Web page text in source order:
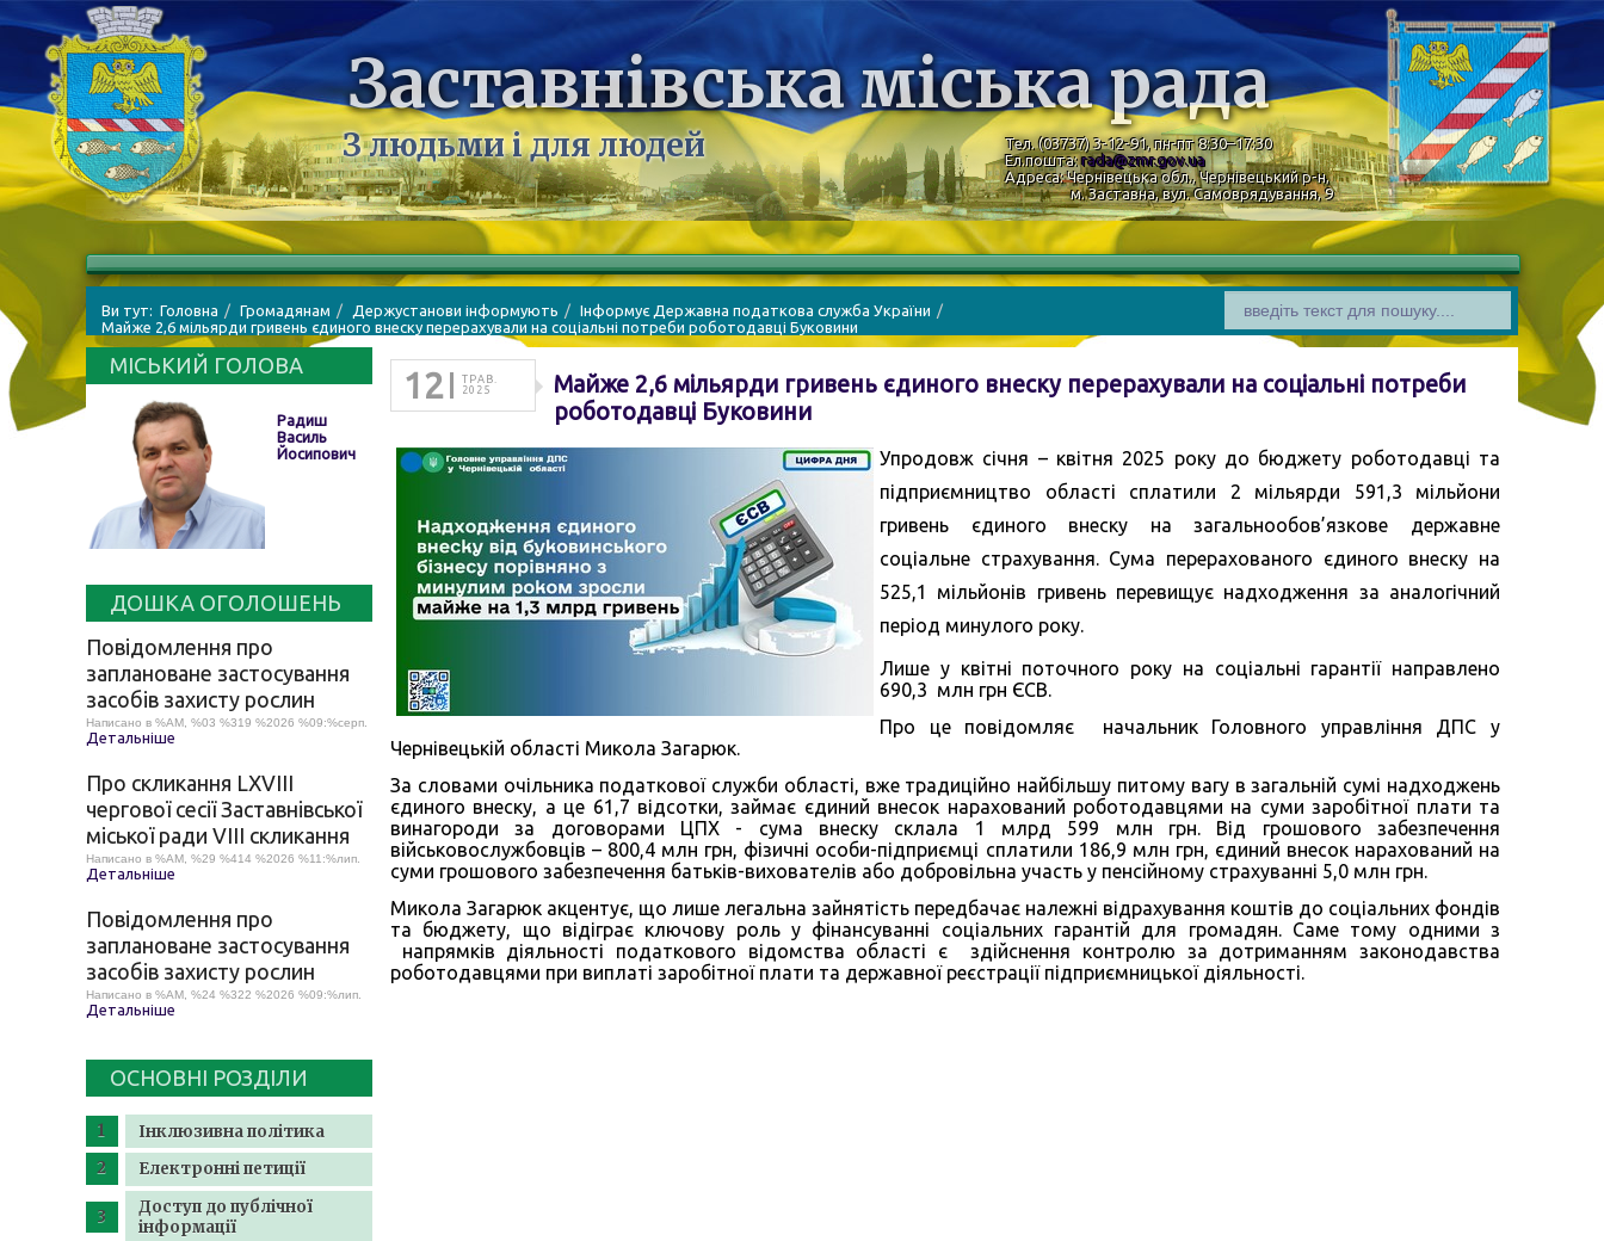
Заставнівська міська рада
З людьми і для людей
Тел. (03737) 3-12-91, пн-пт 8:30–17:30
Ел.пошта:rada@zmr.gov.ua
Адреса: Чернівецька обл., Чернівецький р-н,
м. Заставна, вул. Самоврядування, 9
Ви тут: Головна Громадянам Держустанови інформують
Інформує Державна податкова служба України
Майже 2,6 мільярди гривень єдиного внеску перерахували на соціальні потреби роботодавці Буковини
МІСЬКИЙ ГОЛОВА
Радиш
Василь
Йосипович
ДОШКА ОГОЛОШЕНЬ
Повідомлення про
заплановане застосування
засобів захисту рослин
Написано в %AM, %03 %319 %2026 %09:%серп.
Детальніше
Про скликання LХVІІІ
чергової сесії Заставнівської
міської ради VIII скликання
Написано в %AM, %29 %414 %2026 %11:%лип.
Детальніше
Повідомлення про
заплановане застосування
засобів захисту рослин
Написано в %AM, %24 %322 %2026 %09:%лип.
Детальніше
ОСНОВНІ РОЗДІЛИ
Інклюзивна політика
Електронні петиції
Доступ до публічної
інформації
12
ТРАВ.
2025
Майже 2,6 мільярди гривень єдиного внеску перерахували на соціальні потреби
роботодавці Буковини
Упродовж січня – квітня 2025 року до бюджету роботодавці та
підприємництво області сплатили 2 мільярди 591,3 мільйони
гривень єдиного внеску на загальнообов’язкове державне
соціальне страхування. Сума перерахованого єдиного внеску на
525,1 мільйонів гривень перевищує надходження за аналогічний
період минулого року.
Лише у квітні поточного року на соціальні гарантії направлено
690,3 млн грн ЄСВ.
Про це повідомляє начальник Головного управління ДПС у
Чернівецькій області Микола Загарюк.
За словами очільника податкової служби області, вже традиційно найбільшу питому вагу в загальній сумі надходжень
єдиного внеску, а це 61,7 відсотки, займає єдиний внесок нарахований роботодавцями на суми заробітної плати та
винагороди за договорами ЦПХ - сума внеску склала 1 млрд 599 млн грн. Від грошового забезпечення
військовослужбовців – 800,4 млн грн, фізичні особи-підприємці сплатили 186,9 млн грн, єдиний внесок нарахований на
суми грошового забезпечення батьків-вихователів або добровільна участь у пенсійному страхуванні 5,0 млн грн.
Микола Загарюк акцентує, що лише легальна зайнятість передбачає належні відрахування коштів до соціальних фондів
та бюджету, що відіграє ключову роль у фінансуванні соціальних гарантій для громадян. Саме тому одними з
напрямків діяльності податкового відомства області є здійснення контролю за дотриманням законодавства
роботодавцями при виплаті заробітної плати та державної реєстрації підприємницької діяльності.